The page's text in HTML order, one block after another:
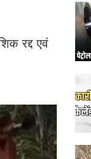
रद्द एवं